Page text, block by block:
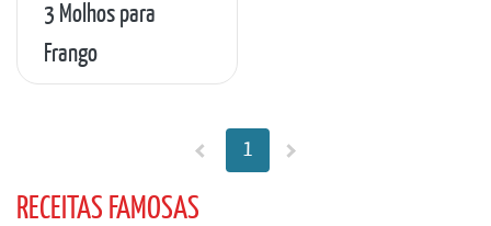
3 Molhos para
Frango
1
RECEITAS FAMOSAS